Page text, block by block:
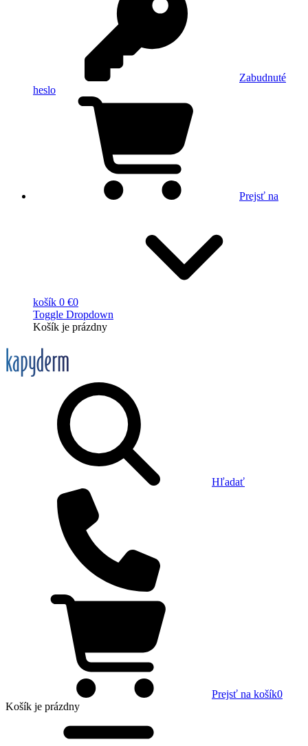
Zabudnuté
heslo
Prejsť na
košík 0 €0
Toggle Dropdown
Košík je prázdny
Hľadať
Prejsť na košík0
Košík je prázdny